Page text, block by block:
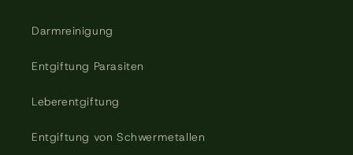
Darmreinigung
Entgiftung Parasiten
Leberentgiftung
Entgiftung von Schwermetallen